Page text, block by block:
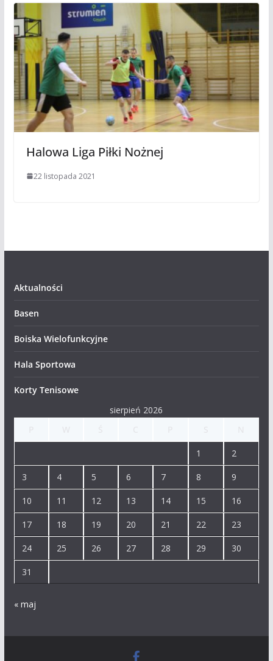
Halowa Liga Piłki Nożnej
22 listopada 2021
Aktualności
Basen
Boiska Wielofunkcyjne
Hala Sportowa
Korty Tenisowe
sierpień 2026
1 2
3 4 5 6 7 8 9
10 11 12 13 14 15 16
17 18 19 20 21 22 23
24 25 26 27 28 29 30
31
« maj